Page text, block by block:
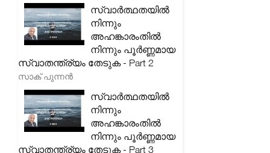
സ്വാർത്ഥതയിൽ
നിന്നും
അഹങ്കാരംതിൽ
നിന്നും പൂർണ്ണമായ
സ്വാതന്ത്ര്യം തേടുക - Part 2
സാക് പുന്നൻ
സ്വാർത്ഥതയിൽ
നിന്നും
അഹങ്കാരംതിൽ
നിന്നും പൂർണ്ണമായ
സ്വാതന്ത്ര്യം തേടുക - Part 3